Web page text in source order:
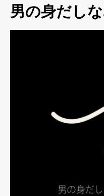
男の身だし